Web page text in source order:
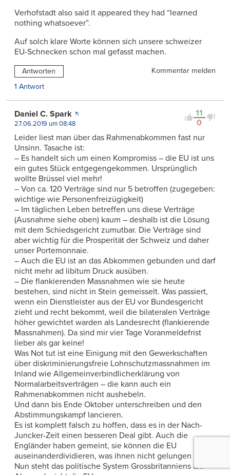
Verhofstadt also said it appeared they had “learned
nothing whatsoever”.
Auf solch klare Worte können sich unsere schweizer
EU-Schnecken schon mal gefasst machen.
Antworten
Kommentar melden
1 Antwort
11
0
Daniel C. Spark
27.06.2019 um 08:48
Leider liest man über das Rahmenabkommen fast nur
Unsinn. Tasache ist:
– Es handelt sich um einen Kompromiss – die EU ist uns
ein gutes Stück entgegengekommen. Ursprünglich
wollte Brüssel viel mehr!
– Von ca. 120 Verträge sind nur 5 betroffen (zugegeben:
wichtige wie Personenfreizügigkeit)
– Im täglichen Leben betreffen uns diese Verträge
(Ausnahme siehe oben) kaum – deshalb ist die Lösung
mit dem Schiedsgericht zumutbar. Die Verträge sind
aber wichtig für die Prosperität der Schweiz und daher
unser Portemonnaie.
– Auch die EU ist an das Abkommen gebunden und darf
nicht mehr ad libitum Druck ausüben.
– Die flankierenden Massnahmen wie sie heute
bestehen, sind nicht in Stein gemeisselt. Was passiert,
wenn ein Dienstleister aus der EU vor Bundesgericht
zieht und recht bekommt, weil die bilateralen Verträge
höher gewichtet warden als Landesrecht (flankierende
Massnahmen). Da sind mir vier Tage Voranmeldefrist
lieber als gar keine!
Was Not tut ist eine Einigung mit den Gewerkschaften
über diskriminierungsfreie Lohnschutzmassnahmen im
Inland wie Allgemeinverbindlicherklärung von
Normalarbeitsverträgen – die kann auch ein
Rahmenabkommen nicht aushebeln.
Und dann bis Ende Oktober unterschreiben und den
Abstimmungskampf lancieren.
Es ist komplett falsch zu hoffen, dass es in der Nach-
Juncker-Zeit einen besseren Deal gibt. Auch die
Engländer haben gemeint, sie können die EU
auseinanderdividieren, was ihnen nicht gelungen ist.
Nun steht das politische System Grossbritanniens am